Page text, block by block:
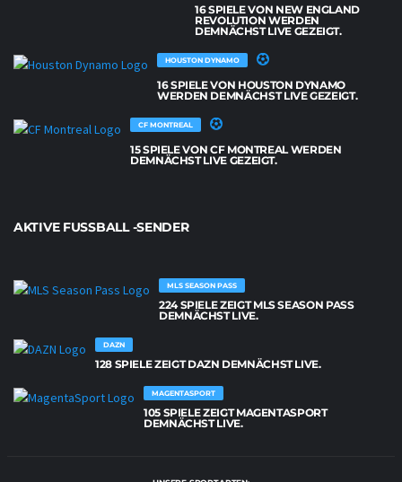
16 SPIELE VON NEW ENGLAND
REVOLUTION WERDEN
DEMNÄCHST LIVE GEZEIGT.
HOUSTON DYNAMO
16 SPIELE VON HOUSTON DYNAMO
WERDEN DEMNÄCHST LIVE GEZEIGT.
CF MONTREAL
15 SPIELE VON CF MONTREAL WERDEN
DEMNÄCHST LIVE GEZEIGT.
AKTIVE FUSSBALL -SENDER
MLS SEASON PASS
224 SPIELE ZEIGT MLS SEASON PASS
DEMNÄCHST LIVE.
DAZN
128 SPIELE ZEIGT DAZN DEMNÄCHST LIVE.
MAGENTASPORT
105 SPIELE ZEIGT MAGENTASPORT
DEMNÄCHST LIVE.